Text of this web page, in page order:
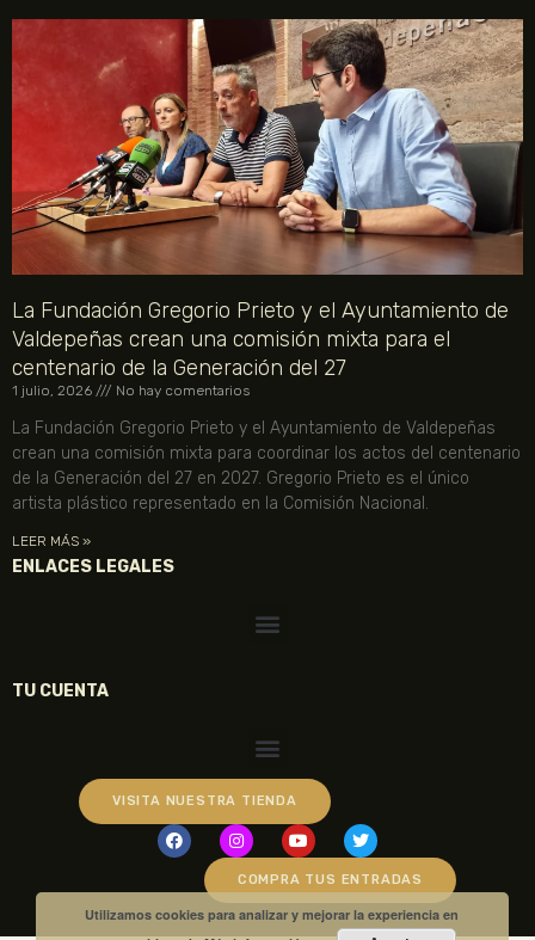
La Fundación Gregorio Prieto y el Ayuntamiento de
Valdepeñas crean una comisión mixta para el
centenario de la Generación del 27
1 julio, 2026 No hay comentarios
La Fundación Gregorio Prieto y el Ayuntamiento de Valdepeñas
crean una comisión mixta para coordinar los actos del centenario
de la Generación del 27 en 2027. Gregorio Prieto es el único
artista plástico representado en la Comisión Nacional.
LEER MÁS »
ENLACES LEGALES
TU CUENTA
VISITA NUESTRA TIENDA
COMPRA TUS ENTRADAS
Utilizamos cookies para analizar y mejorar la experiencia en